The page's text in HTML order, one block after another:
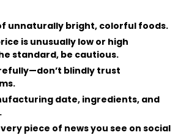
unnaturally bright, colorful foods.
is unusually low or high
standard, be cautious.
blindly trust
date, ingredients, and
piece of news you see on social